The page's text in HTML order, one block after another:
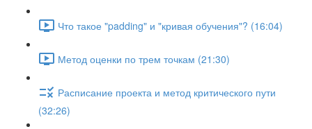
Что такое "padding" и "кривая обучения"? (16:04)
Метод оценки по трем точкам (21:30)
Расписание проекта и метод критического пути
(32:26)